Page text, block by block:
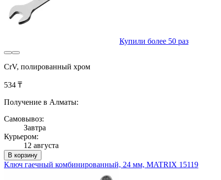
Купили более 50 раз
CrV, полированный хром
534 ₸
Получение в Алматы:
Самовывоз:
Завтра
Курьером:
12 августа
В корзину
Ключ гаечный комбинированный, 24 мм, MATRIX 15119